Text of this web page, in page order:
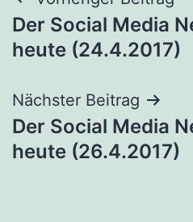
Der Social Media
heute (24.4.2017)
Nächster Beitrag
Der Social Media
heute (26.4.2017)